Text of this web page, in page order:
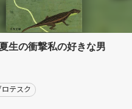
生の衝撃私の好きな男
ロテスク